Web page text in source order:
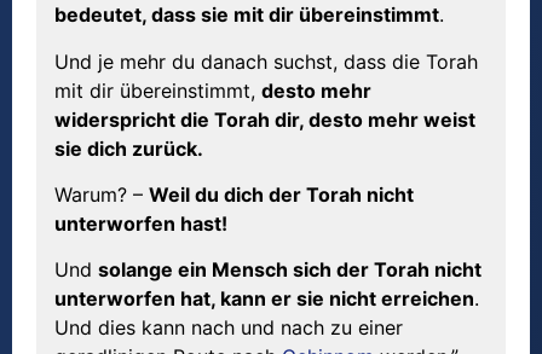
bedeutet, dass sie mit dir übereinstimmt.
Und je mehr du danach suchst, dass die Torah
mit dir übereinstimmt, desto mehr
widerspricht die Torah dir, desto mehr weist
sie dich zurück.
Warum? – Weil du dich der Torah nicht
unterworfen hast!
Und solange ein Mensch sich der Torah nicht
unterworfen hat, kann er sie nicht erreichen.
Und dies kann nach und nach zu einer